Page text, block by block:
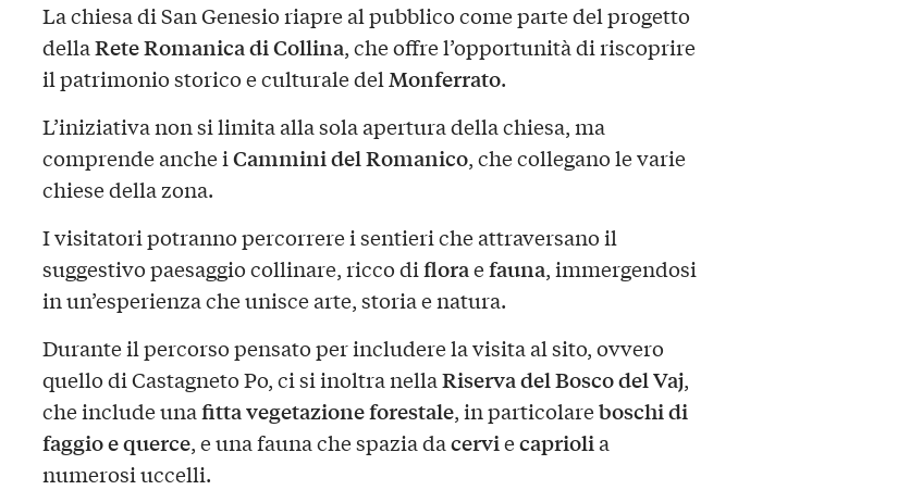
La chiesa di San Genesio riapre al pubblico come parte del progetto
dellaRete Romanica di Collina, che offre l’opportunità di riscoprire
il patrimonio storico e culturale delMonferrato.
L’iniziativa non si limita alla sola apertura della chiesa, ma
comprende anche iCammini del Romanico, che collegano le varie
chiese della zona.
I visitatori potranno percorrere i sentieri che attraversano il
suggestivo paesaggio collinare, ricco difloraefauna, immergendosi
in un’esperienza che unisce arte, storia e natura.
Durante il percorso pensato per includere la visita al sito, ovvero
quello di Castagneto Po, ci si inoltra nellaRiserva del Bosco del Vaj,
che include unafitta vegetazione forestale, in particolareboschi di
faggio e querce, e una fauna che spazia dacerviecapriolia
numerosi uccelli.